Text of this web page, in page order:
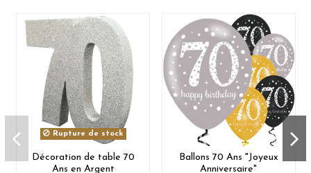
Rupture de stock
Décoration de table 70
Ans en Argent
Ballons 70 Ans "Joyeux
Anniversaire"